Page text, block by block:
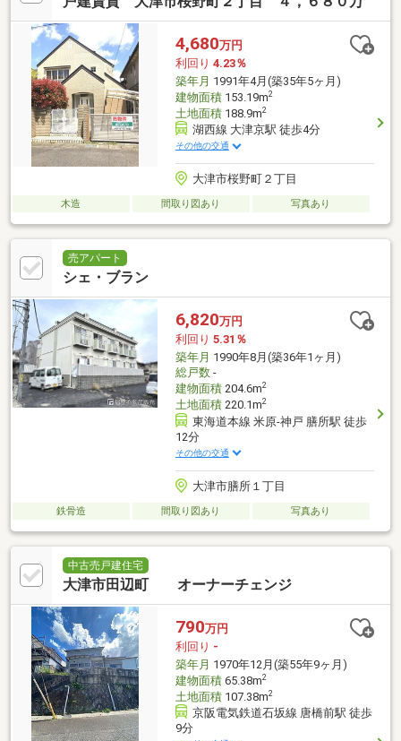
4,680万円
利回り 4.23％
築年月 1991年4月(築35年5ヶ月)
建物面積153.19m2
土地面積188.9m2
湖西線 大津京駅 徒歩4分
その他の交通
大津市桜野町２丁目
木造 間取り図あり 写真あり
売アパート
シェ・ブラン
6,820万円
利回り 5.31％
築年月 1990年8月(築36年1ヶ月)
総戸数-
建物面積204.6m2
土地面積220.1m2
東海道本線 米原-神戸 膳所駅 徒歩
12分
その他の交通
大津市膳所１丁目
鉄骨造 間取り図あり 写真あり
中古売戸建住宅
大津市田辺町 オーナーチェンジ
790万円
利回り -
築年月 1970年12月(築55年9ヶ月)
建物面積65.38m2
土地面積107.38m2
京阪電気鉄道石坂線 唐橋前駅 徒歩
9分